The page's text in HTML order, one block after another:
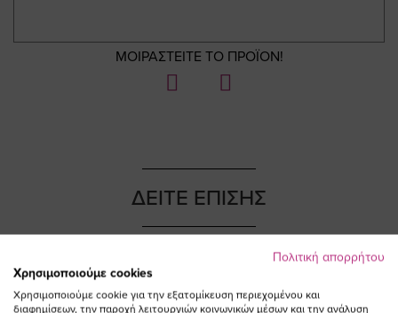
ΜΟΙΡΑΣΤΕΙΤΕ ΤΟ ΠΡΟΪΟΝ!
NEW IN
ΔΕΙΤΕ ΕΠΙΣΗΣ
Πολιτική απορρήτου
Χρησιμοποιούμε cookies
Χρησιμοποιούμε cookie για την εξατομίκευση περιεχομένου και
διαφημίσεων, την παροχή λειτουργιών κοινωνικών μέσων και την ανάλυση